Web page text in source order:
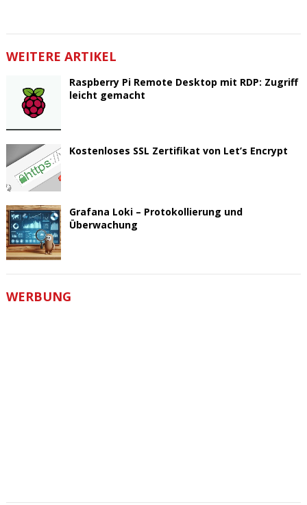
WEITERE ARTIKEL
Raspberry Pi Remote Desktop mit RDP: Zugriff
leicht gemacht
Kostenloses SSL Zertifikat von Let’s Encrypt
Grafana Loki – Protokollierung und
Überwachung
WERBUNG